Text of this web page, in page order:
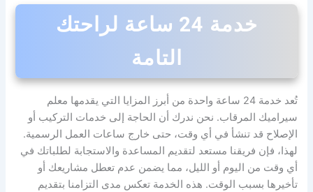
خدمة 24 ساعة لراحتك
التامة
تُعد خدمة 24 ساعة واحدة من أبرز المزايا التي يقدمها معلم
سيراميك المرقاب. نحن ندرك أن الحاجة إلى خدمات التركيب أو
الإصلاح قد تنشأ في أي وقت، حتى خارج ساعات العمل الرسمية.
لهذا، فإن فريقنا مستعد لتقديم المساعدة والاستجابة لطلباتك في
أي وقت من اليوم أو الليل، مما يضمن عدم تعطل مشاريعك أو
تأخيرها بسبب الوقت. هذه الخدمة تعكس مدى التزامنا بتقديم